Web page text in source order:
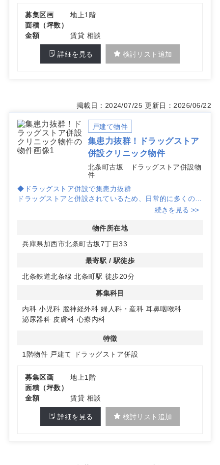
募集区画
地上1階
面積（坪数）
金額
賃貸 相談
詳細を見る 検討リスト追加
掲載日：2024/07/25 更新日：2026/06/22
戸建て物件
集患力抜群！ドラッグストア
併設クリニック物件
北条町古坂 ドラッグストア併設物
件
◆ドラッグストア併設で集患力抜群
ドラッグストアと併設されているため、日常的に多くの
人々が訪れるエリアです。クリニック開業に最適な立地
◆自由な設計プランで理想のクリニックを実現
ことが可能です。専門的なニーズに合わせたレイアウト
で、患者様に快適な空間を提供できます。
共有駐車場が70台以上利用可能で、患者様が車で訪れる
整えています。詳しくはお問い合わせください。
続きを見る >>
物件所在地
兵庫県加西市北条町古坂7丁目33
最寄駅 / 駅徒歩
北条鉄道北条線 北条町駅 徒歩20分
募集科目
内科 小児科 脳神経外科 婦人科・産科 耳鼻咽喉科
泌尿器科 皮膚科 心療内科
特徴
1階物件 戸建て ドラッグストア併設
募集区画
地上1階
面積（坪数）
金額
賃貸 相談
詳細を見る 検討リスト追加